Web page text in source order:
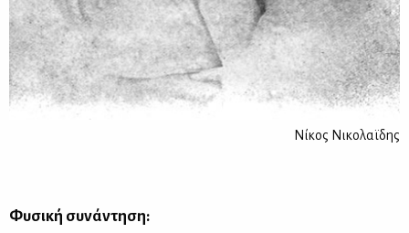
Νίκος Νικολαϊδης
Φυ­σι­κή συ­νά­ντη­ση: